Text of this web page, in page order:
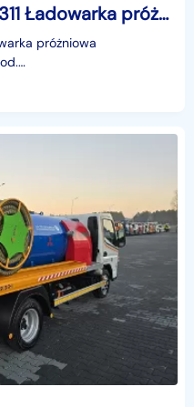
Scania Larsen FlexVac 311 Ładowarka próżniowa ssąca koparka ssąca substancje sypkie odkurzacz WUKO Saugbagger
watch?
Hibon TS3